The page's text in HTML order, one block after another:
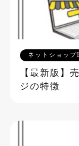
ネットショップ
【最新版】
ジの特徴